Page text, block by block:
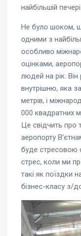
найбільшій печері
Не було шоком,
одними з
особливо
оцінками,
людей на рік. Він
внутрішню, яка
метрів, і
000 квадратних
Це свідчить про
аеропорту
буде стресовою
стрес, коли ми
такі як поїздки
бізнес-класу з/